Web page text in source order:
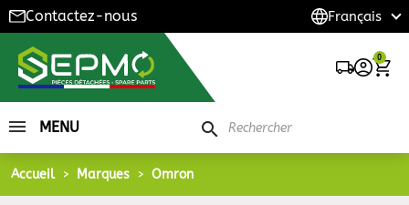
Contactez-nous
0
MENU search
Accueil Marques Omron